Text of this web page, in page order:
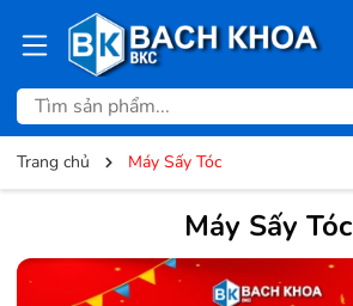
Trang chủ Máy Sấy Tóc
Máy Sấy Tóc